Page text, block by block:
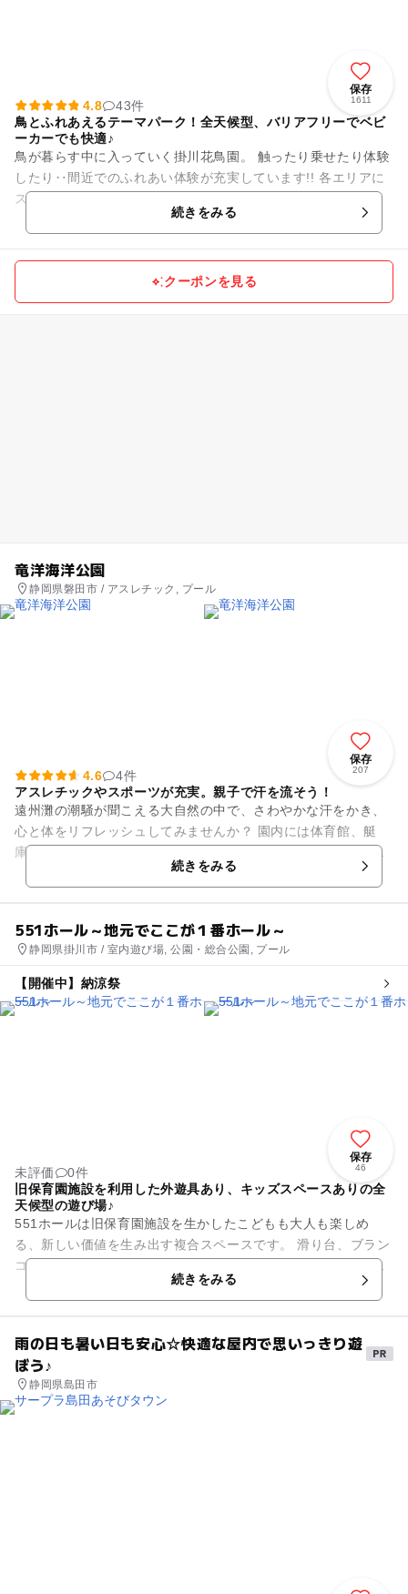
保存
1611
4.8
43件
鳥とふれあえるテーマパーク！全天候型、バリアフリーでベビ
ーカーでも快適♪
鳥が暮らす中に入っていく掛川花鳥園。 触ったり乗せたり体験
したり‥間近でのふれあい体験が充実しています!! 各エリアに
続きをみる
クーポンを見る
竜洋海洋公園
静岡県磐田市 / アスレチック, プール
保存
207
4.6
4件
アスレチックやスポーツが充実。親子で汗を流そう！
遠州灘の潮騒が聞こえる大自然の中で、さわやかな汗をかき、
心と体をリフレッシュしてみませんか？ 園内には体育館、艇
庫、多目的広場、野球場、遊技広場、木製アスレチック遊具、
続きをみる
551ホール～地元でここが１番ホール～
静岡県掛川市 / 室内遊び場, 公園・総合公園, プール
【開催中】納涼祭
保存
46
未評価
0件
旧保育園施設を利用した外遊具あり、キッズスペースありの全
天候型の遊び場♪
551ホールは旧保育園施設を生かしたこどもも大人も楽しめ
る、新しい価値を生み出す複合スペースです。 滑り台、ブラン
コなどの外遊具はもちろん、屋内には大型トランポリンやふわ
ふわボールプールなどの...続きをみる
雨の日も暑い日も安心☆快適な屋内で思いっきり遊
ぼう♪
静岡県島田市